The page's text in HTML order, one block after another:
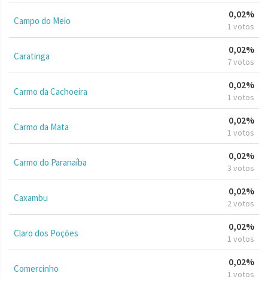
Campo do Meio
0,02%
1 votos
Caratinga
0,02%
7 votos
Carmo da Cachoeira
0,02%
1 votos
Carmo da Mata
0,02%
1 votos
Carmo do Paranaíba
0,02%
3 votos
Caxambu
0,02%
2 votos
Claro dos Poções
0,02%
1 votos
Comercinho
0,02%
1 votos